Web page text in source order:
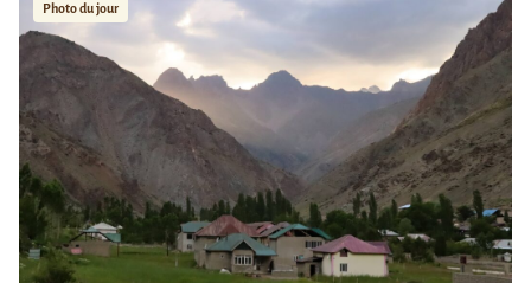
Photo du jour